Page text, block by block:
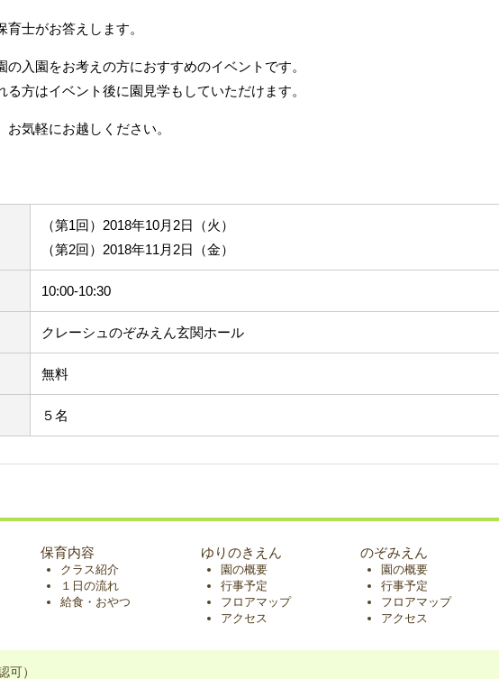
育士がお答えします。
の入園をお考えの方におすすめのイベントです。
る方はイベント後に園見学もしていただけます。
お気軽にお越しください。
（第1回）2018年10月2日（火）
（第2回）2018年11月2日（金）
10:00-10:30
クレーシュのぞみえん玄関ホール
無料
５名
保育内容
クラス紹介
１日の流れ
給食・おやつ
ゆりのきえん
園の概要
行事予定
フロアマップ
アクセス
のぞみえん
園の概要
行事予定
フロアマップ
アクセス
可）